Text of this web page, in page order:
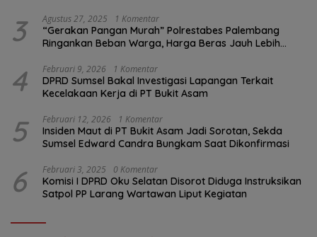
3 Agustus 27, 2025 1 Komentar
“Gerakan Pangan Murah” Polrestabes Palembang
Ringankan Beban Warga, Harga Beras Jauh Lebih
4 Februari 9, 2026 1 Komentar
DPRD Sumsel Bakal Investigasi Lapangan Terkait
Kecelakaan Kerja di PT Bukit Asam
5 Februari 12, 2026 1 Komentar
Insiden Maut di PT Bukit Asam Jadi Sorotan, Sekda
Sumsel Edward Candra Bungkam Saat Dikonfirmasi
6 Februari 3, 2025 0 Komentar
Komisi I DPRD Oku Selatan Disorot Diduga Instruksikan
Satpol PP Larang Wartawan Liput Kegiatan